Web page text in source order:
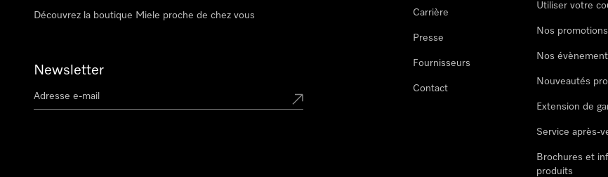
Découvrez la boutique Miele proche de chez vous
Newsletter
Carrière
Presse
Fournisseurs
Contact
Utiliser votre
Nos promotions
Nos
Nouveautés
Extension de
Service après-
Brochures et
produits